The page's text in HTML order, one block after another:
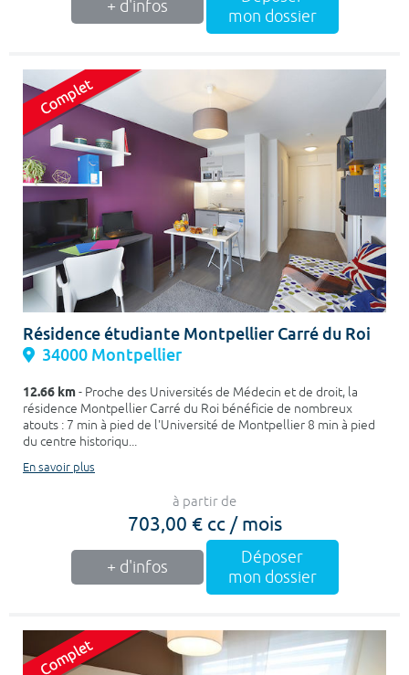
+ d'infos
mon dossier
Résidence étudiante Montpellier Carré du Roi
34000 Montpellier
12.66 km- Proche des Universités de Médecin et de droit, la
résidence Montpellier Carré du Roi bénéficie de nombreux
atouts : 7 min à pied de l'Université de Montpellier 8 min à pied
du centre historiqu...
En savoir plus
à partir de
703,00 € cc / mois
+ d'infos
Déposer
mon dossier